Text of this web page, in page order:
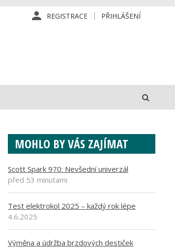
REGISTRACE PŘIHLÁŠENÍ
MOHLO BY VÁS ZAJÍMAT
Scott Spark 970: Nevšední univerzál
před 53 minutami
Test elektrokol 2025 – každý rok lépe
4.6.2025
Výměna a údržba brzdových destiček